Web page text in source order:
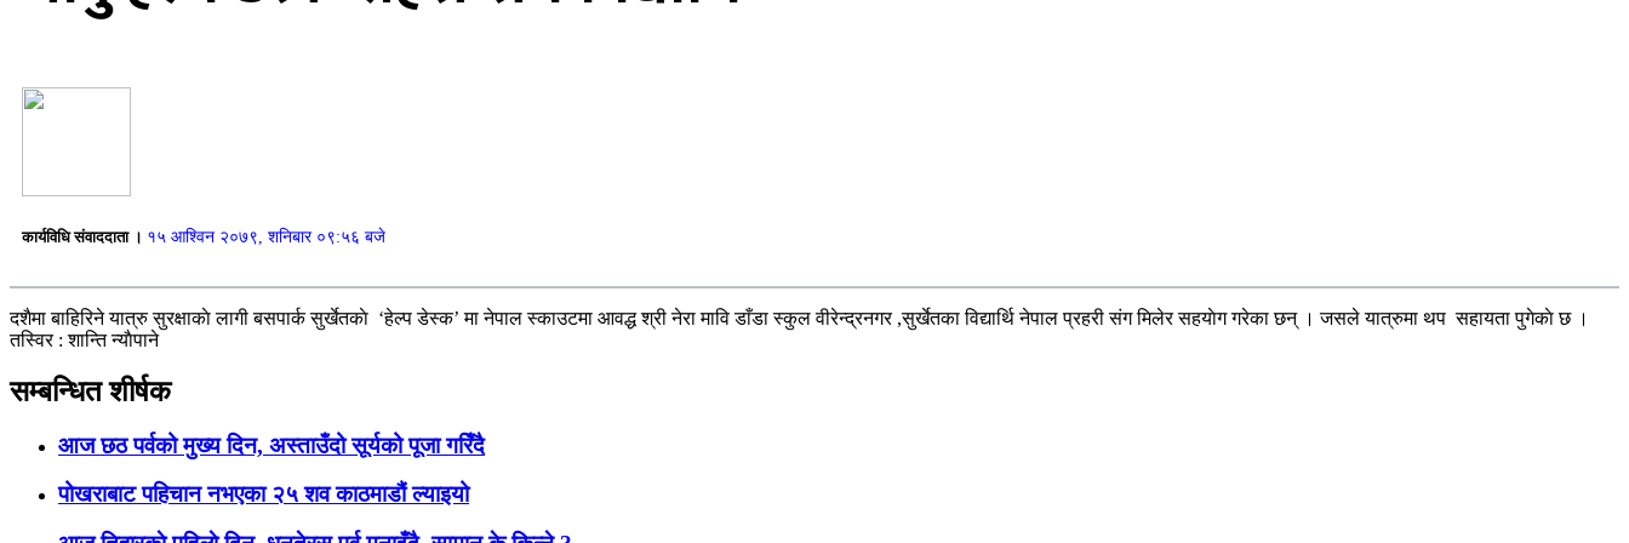
कार्यविधि संवाददाता । १५ आश्विन २०७९, शनिबार ०९:५६ बजे
दशैमा बाहिरिने यात्रु सुरक्षाकाे लागी बसपार्क सुर्खेतकाे ‘हेल्प डेस्क’ मा नेपाल स्काउटमा आवद्ध श्री नेरा मावि डाँडा स्कुल वीरेन्द्रनगर ,सुर्खेतका विद्यार्थि नेपाल प्रहरी संग मिलेर सहयाेग गरेका छन् । जसले यात्रुमा थप सहायता पुगेकाे छ ।
तस्विर : शान्ति न्याैपाने
सम्बन्धित शीर्षक
आज छठ पर्वको मुख्य दिन, अस्ताउँदो सूर्यको पूजा गरिँदै
पोखराबाट पहिचान नभएका २५ शव काठमाडौं ल्याइयो